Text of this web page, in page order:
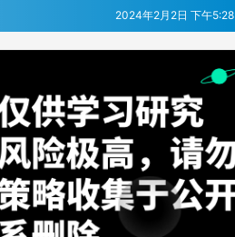
2024年2月2日 下午5:28